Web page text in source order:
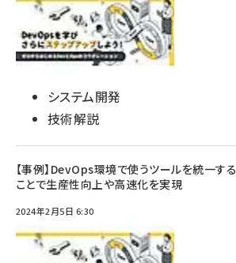
システム開発
技術解説
【事例】DevOps環境で使うツールを統一する
ことで生産性向上や高速化を実現
2024年2月5日 6:30